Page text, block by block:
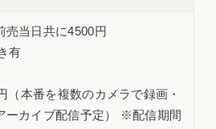
売当日共に4500円
有
（本番を複数のカメラで録画・
ーカイブ配信予定） ※配信期間